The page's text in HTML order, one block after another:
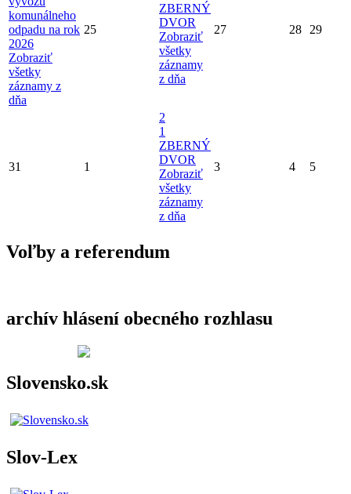
komunálneho
odpadu na rok
2026
Zobraziť
všetky
záznamy z
dňa
25
ZBERNÝ
DVOR
Zobraziť
všetky
záznamy
z dňa
27 28 29
31 1
2
1
ZBERNÝ
DVOR
Zobraziť
všetky
záznamy
z dňa
3 4 5
Voľby a referendum
archív hlásení obecného rozhlasu
Slovensko.sk
Slov-Lex